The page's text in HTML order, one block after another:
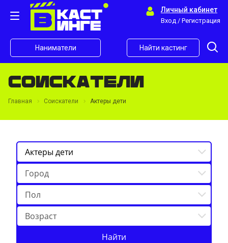
Личный кабинет
Вход / Регистрация
Наниматели Найти кастинг
Соискатели
Главная Соискатели Актеры дети
Найти